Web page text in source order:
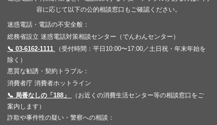
容に応じて以下の公的相談窓口もご確認ください。
迷惑電話・電話の不安全般：
総務省設立 迷惑電話対策相談センター（でんわんセンター）
📞 03-6162-1111
（受付時間：平日10:00〜17:00／土日祝・年末年始を
除く）
悪質な勧誘・契約トラブル：
消費者庁 消費者ホットライン
📞 局番なしの「188」
（お近くの消費生活センター等の相談窓口をご
案内します）
詐欺や事件性の疑い・警察への相談：